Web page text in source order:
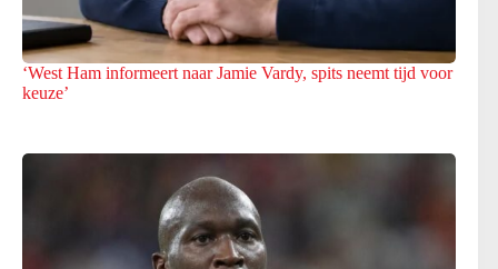
‘West Ham informeert naar Jamie Vardy, spits neemt tijd voor
keuze’